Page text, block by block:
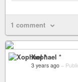
1 comment
Xophael *
3 years ago –